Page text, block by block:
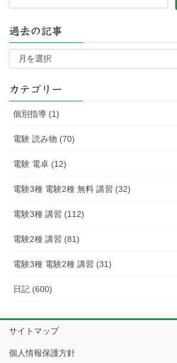
過去の記事
過
記
カテゴリー
個別指導 (1)
電験 読み物 (70)
電験 電卓 (12)
電験3種 電験2種 無料 講習 (32)
電験3種 講習 (112)
電験2種 講習 (81)
電験3種 電験2種 講習 (31)
日記 (600)
サイトマップ
個人情報保護方針